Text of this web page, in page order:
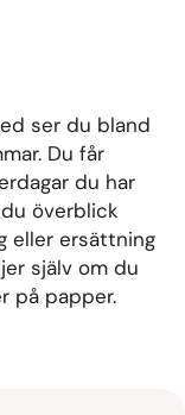
ser du bland
Du får
du har
överblick
eller ersättning
själv om du
på papper.